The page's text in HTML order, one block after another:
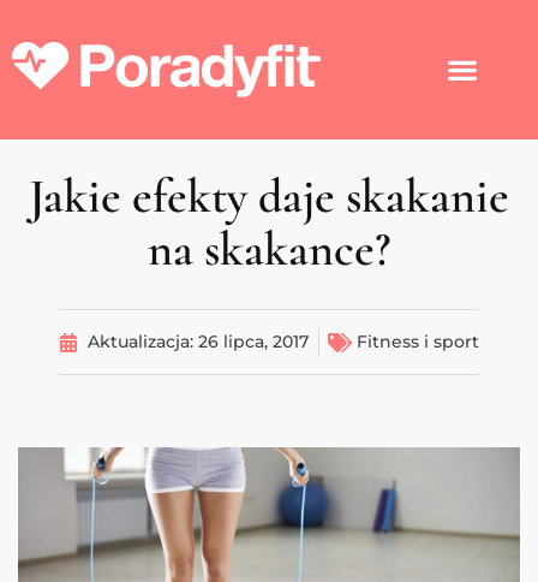
Jakie efekty daje skakanie
na skakance?
Aktualizacja: 26 lipca, 2017 Fitness i sport